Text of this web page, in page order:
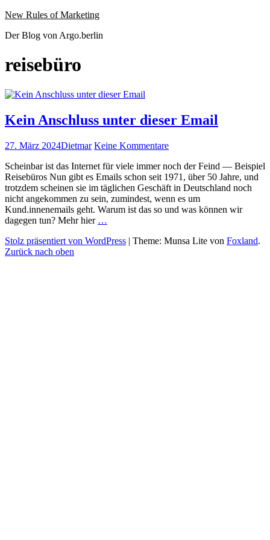
Website
geladen
Zum
springen
New Rules of Marketing
Der Blog von Argo.berlin
reisebüro
Kein Anschluss unter dieser Email
Veröffentlicht
27. März 2024Autor
Dietmar Keine Kommentarezu
Anschluss
unter
dieser
Email
Schein­bar ist das Inter­net für viele immer noch der Feind — Beispiel
Reise­büros Nun gibt es Emails schon seit 1971, über 50 Jahre, und
trotz­dem scheinen sie im täglichen Geschäft in Deutsch­land noch
nicht angekom­men zu sein, zumin­d­est, wenn es um
Kund.innenemails geht. Warum ist das so und was kön­nen wir
dage­gen tun? Mehr hier …
unter
Stolz präsentiert von WordPress | Theme: Munsa Lite von Foxland.
Zurück nach oben